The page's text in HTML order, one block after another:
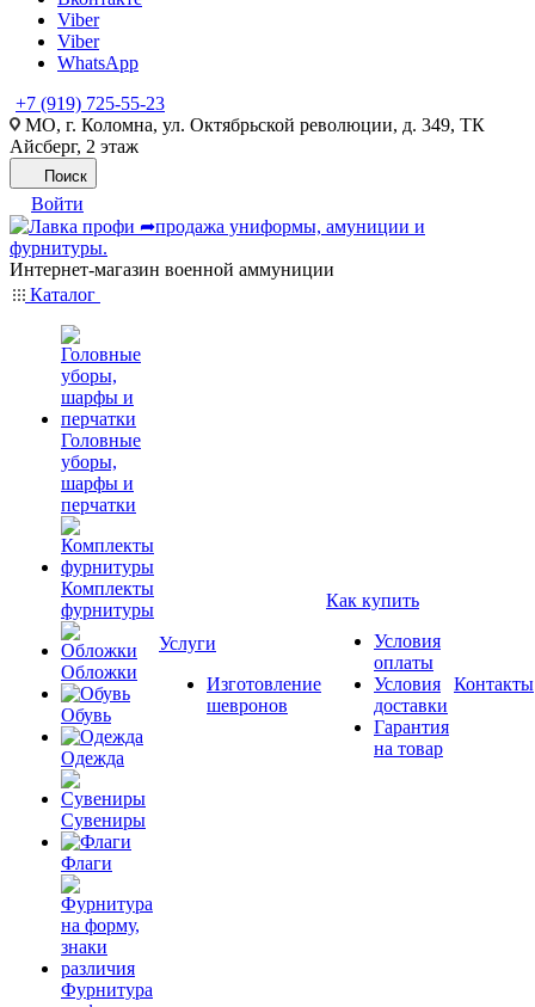
Viber
Viber
WhatsApp
+7 (919) 725-55-23
МО, г. Коломна, ул. Октябрьской революции, д. 349, ТК
Айсберг, 2 этаж
Поиск
Войти
Интернет-магазин военной аммуниции
Каталог
Головные
уборы,
шарфы и
перчатки
Комплекты
фурнитуры
Обложки
Обувь
Одежда
Сувениры
Флаги
Фурнитура
Услуги
Изготовление
шевронов
Как купить
Условия
оплаты
Условия
доставки
Гарантия
на товар
Контакты